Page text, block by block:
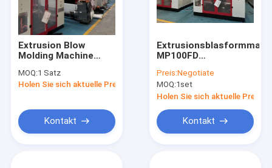
Extrusion Blow
Molding Machine
Efficiency 80mm
Screw Diameter for
MOQ:1 Satz
Holen Sie sich aktuelle Preis
Kontakt
MP100FD
80mm Schraube
180kN Klemmkraft 5L
100L
Preis:Negotiate
MOQ:1set
Holen Sie sich aktuelle Preis
Kontakt